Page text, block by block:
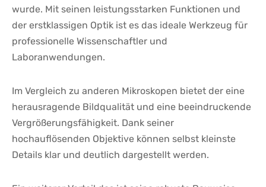
wurde. Mit seinen leistungsstarken⁤ Funktionen und
der erstklassigen Optik ist es das ideale Werkzeug für
professionelle⁣ Wissenschaftler und⁤
Laboranwendungen.
Im Vergleich​ zu anderen Mikroskopen bietet der eine
herausragende Bildqualität und eine beeindruckende
Vergrößerungsfähigkeit. Dank​ seiner
hochauflösenden Objektive können selbst kleinste
Details klar und deutlich dargestellt werden.